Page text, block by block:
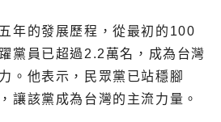
年的發展歷程，從最初的100
黨員已超過2.2萬名，成為台灣
。他表示，民眾黨已站穩腳
讓該黨成為台灣的主流力量。